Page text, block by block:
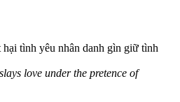
tình yêu nhân danh gìn giữ tình
love under the pretence of